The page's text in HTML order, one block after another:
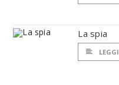
La spia
LEGGI